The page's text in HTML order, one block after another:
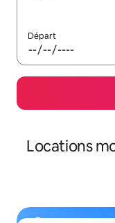
Départ
Locations